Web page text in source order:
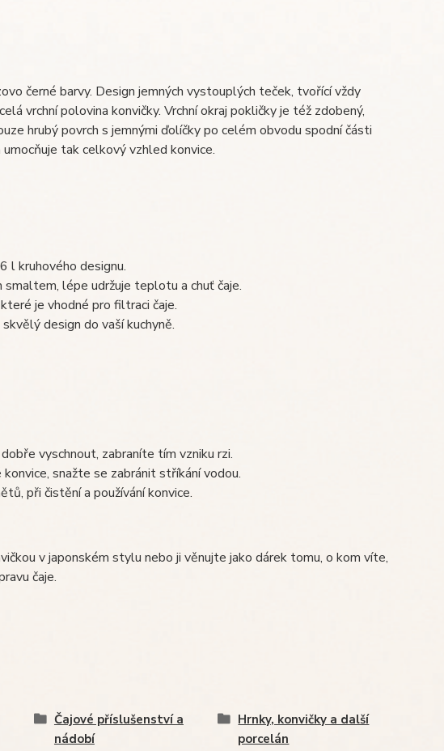
černé barvy. Design jemných vystouplých teček, tvořící vždy
vrchní polovina konvičky. Vrchní okraj pokličky je též zdobený,
hrubý povrch s jemnými ďolíčky po celém obvodu spodní části
umocňuje tak celkový vzhled konvice.
l kruhového designu.
lépe udržuje teplotu a chuť čaje.
je vhodné pro filtraci čaje.
design do vaší kuchyně.
vyschnout, zabraníte tím vzniku rzi.
snažte se zabránit stříkání vodou.
při čistění a používání konvice.
v japonském stylu nebo ji věnujte jako dárek tomu, o kom víte,
čaje.
Čajové příslušenství a
nádobí
Hrnky, konvičky a další
porcelán